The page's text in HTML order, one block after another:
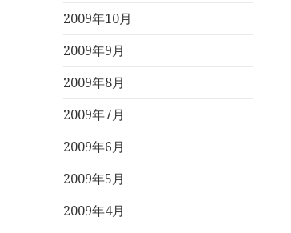
2009年10月
2009年9月
2009年8月
2009年7月
2009年6月
2009年5月
2009年4月